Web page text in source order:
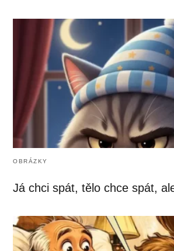
OBRÁZKY
Já chci spát, tělo chce spát,